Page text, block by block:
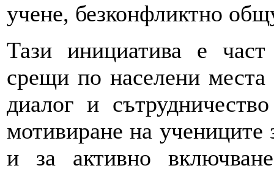
учене, безконфликтно
Тази инициатива е
срещи по населени места
диалог и
мотивиране на учениците
и за активно